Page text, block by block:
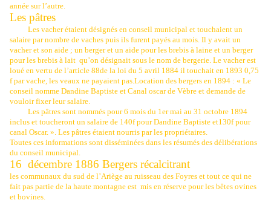
année sur l’autre.
Les pâtres
Les vacher étaient désignés en conseil municipal et touchaient un
salaire par nombre de vaches puis ils furent payés au mois. Il y avait un
vacher et son aide ; un berger et un aide pour les brebis à laine et un berger
pour les brebis à lait qu’on désignait sous le nom de bergerie. Le vacher est
loué en vertu de l’article 88de la loi du 5 avril 1884 il touchait en 1893 0,75
f par vache, les veaux ne payaient pas.Location des bergers en 1894 : « Le
conseil nomme Dandine Baptiste et Canal oscar de Vèbre et demande de
vouloir fixer leur salaire.
Les pâtres sont nommés pour 6 mois du 1er mai au 31 octobre 1894
inclus et toucheront un salaire de 140f pour Dandine Baptiste et130f pour
canal Oscar. ». Les pâtres étaient nourris par les propriétaires.
Toutes ces informations sont disséminées dans les résumés des délibérations
du conseil municipal.
16 décembre 1886 Bergers récalcitrant
les communaux du sud de l’Ariège au ruisseau des Foyres et tout ce qui ne
fait pas partie de la haute montagne est mis en réserve pour les bêtes ovines
et bovines.